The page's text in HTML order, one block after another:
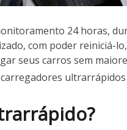
24 horas,
com poder reiniciá-
seus carros sem